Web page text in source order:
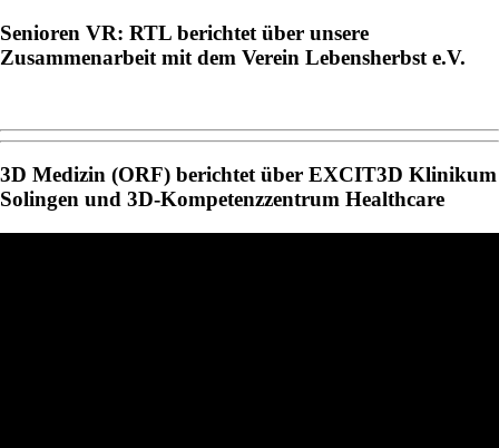
Senioren VR: RTL berichtet über unsere
Zusammenarbeit mit dem Verein Lebensherbst e.V.
3D Medizin (ORF) berichtet über EXCIT3D Klinikum
Solingen und 3D-Kompetenzzentrum Healthcare